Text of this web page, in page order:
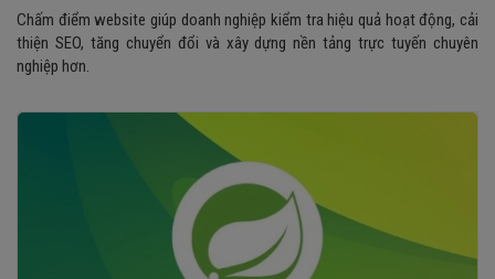
Chấm điểm website giúp doanh nghiệp kiểm tra hiệu quả hoạt động, cải
thiện SEO, tăng chuyển đổi và xây dựng nền tảng trực tuyến chuyên
nghiệp hơn.